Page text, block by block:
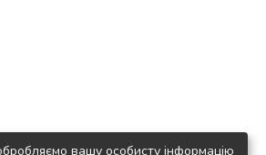
вашу особисту інформацію